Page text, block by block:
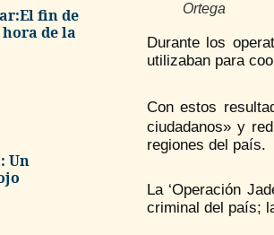
fin de
de la
Un
Ortega
Durante los
utilizaban para
Con estos
ciudadanos» y
regiones del país.
La ‘Operación
criminal del país;